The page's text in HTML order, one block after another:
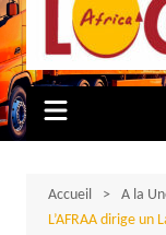
Accueil
A la
L’AFRAA dirige